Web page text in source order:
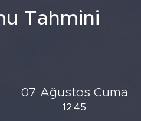
Tahmini
07 Ağustos Cuma
12:45